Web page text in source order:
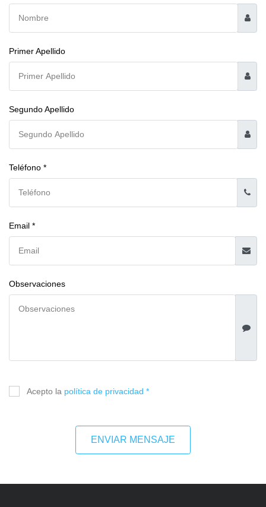
Primer Apellido
Segundo Apellido
Teléfono *
Email *
Observaciones
Acepto la política de privacidad *
ENVIAR MENSAJE